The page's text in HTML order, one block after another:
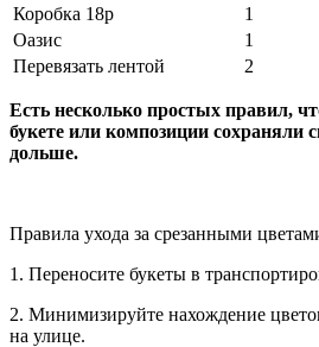
Коробка 18р
1
Оазис
1
Перевязать лентой
2
Есть несколько простых правил,
букете или композиции сохраняли
дольше.
Правила ухода за срезанными
1. Переносите букеты в
2. Минимизируйте нахождение
на улице.